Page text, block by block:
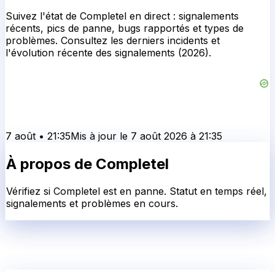
Suivez l'état de Completel en direct : signalements
récents, pics de panne, bugs rapportés et types de
problèmes. Consultez les derniers incidents et
l'évolution récente des signalements (2026).
7 août • 21:35Mis à jour le 7 août 2026 à 21:35
À propos de Completel
Vérifiez si Completel est en panne. Statut en temps réel,
signalements et problèmes en cours.